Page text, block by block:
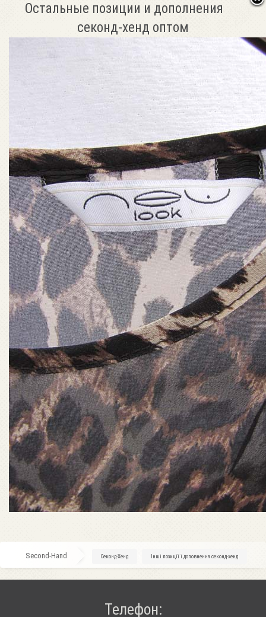
Остальные позиции и дополнения
секонд-хенд оптом
Second-Hand Секонд-Хенд Інші позиції і доповнення секонд-хенд
Телефон: